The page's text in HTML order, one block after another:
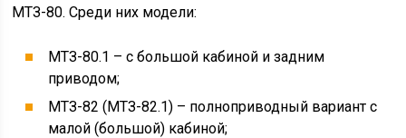
МТЗ-80. Среди них модели:
МТЗ-80.1 – с большой кабиной и задним
приводом;
МТЗ-82 (МТЗ-82.1) – полноприводный вариант с
малой (большой) кабиной;